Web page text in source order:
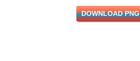
DOWNLOAD PNG